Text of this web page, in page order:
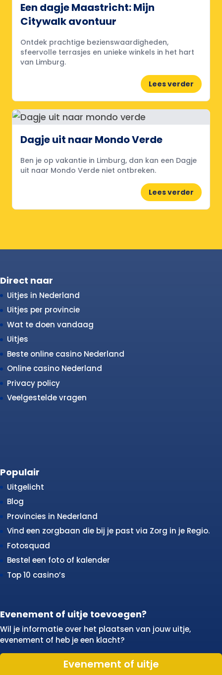
Een dagje Maastricht: Mijn
Citywalk avontuur
Ontdek prachtige bezienswaardigheden,
sfeervolle terrasjes en unieke winkels in het hart
van Limburg.
Lees verder
Dagje uit naar Mondo Verde
Ben je op vakantie in Limburg, dan kan een Dagje
uit naar Mondo Verde niet ontbreken.
Lees verder
Direct naar
Uitjes in Nederland
Uitjes per provincie
Wat te doen vandaag
Uitjes
Beste online casino Nederland
Online casino Nederland
Privacy policy
Veelgestelde vragen
Populair
Uitgelicht
Blog
Provincies in Nederland
Vind een zorgbaan die bij je past via Zorg in je Regio.
Fotosquad
Bestel een foto of kalender
Top 10 casino’s
Evenement of uitje toevoegen?
Wil je informatie over het plaatsen van jouw uitje,
evenement of heb je een klacht?
Evenement of uitje